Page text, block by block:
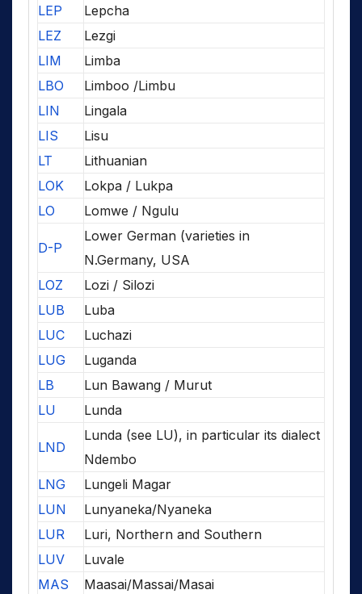
LEP
Lepcha
LEZ
Lezgi
LIM
Limba
LBO
Limboo /Limbu
LIN
Lingala
LIS
Lisu
LT
Lithuanian
LOK
Lokpa / Lukpa
LO
Lomwe / Ngulu
D-P
Lower German (varieties in
N.Germany, USA
LOZ
Lozi / Silozi
LUB
Luba
LUC
Luchazi
LUG
Luganda
LB
Lun Bawang / Murut
LU
Lunda
LND
Lunda (see LU), in particular its dialect
Ndembo
LNG
Lungeli Magar
LUN
Lunyaneka/Nyaneka
LUR
Luri, Northern and Southern
LUV
Luvale
MAS
Maasai/Massai/Masai